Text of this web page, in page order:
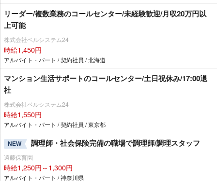
リーダー/複数業務のコールセンター/未経験歓迎/月収20万円以
上可能
株式会社ベルシステム24
時給1,450円
アルバイト・パート / 契約社員 / 北海道
マンション生活サポートのコールセンター/土日祝休み/17:00退
社
株式会社ベルシステム24
時給1,550円
アルバイト・パート / 契約社員 / 東京都
NEW 調理師・社会保険完備の職場で調理師/調理スタッフ
遠藤保育園
時給1,250円～1,300円
アルバイト・パート / 神奈川県